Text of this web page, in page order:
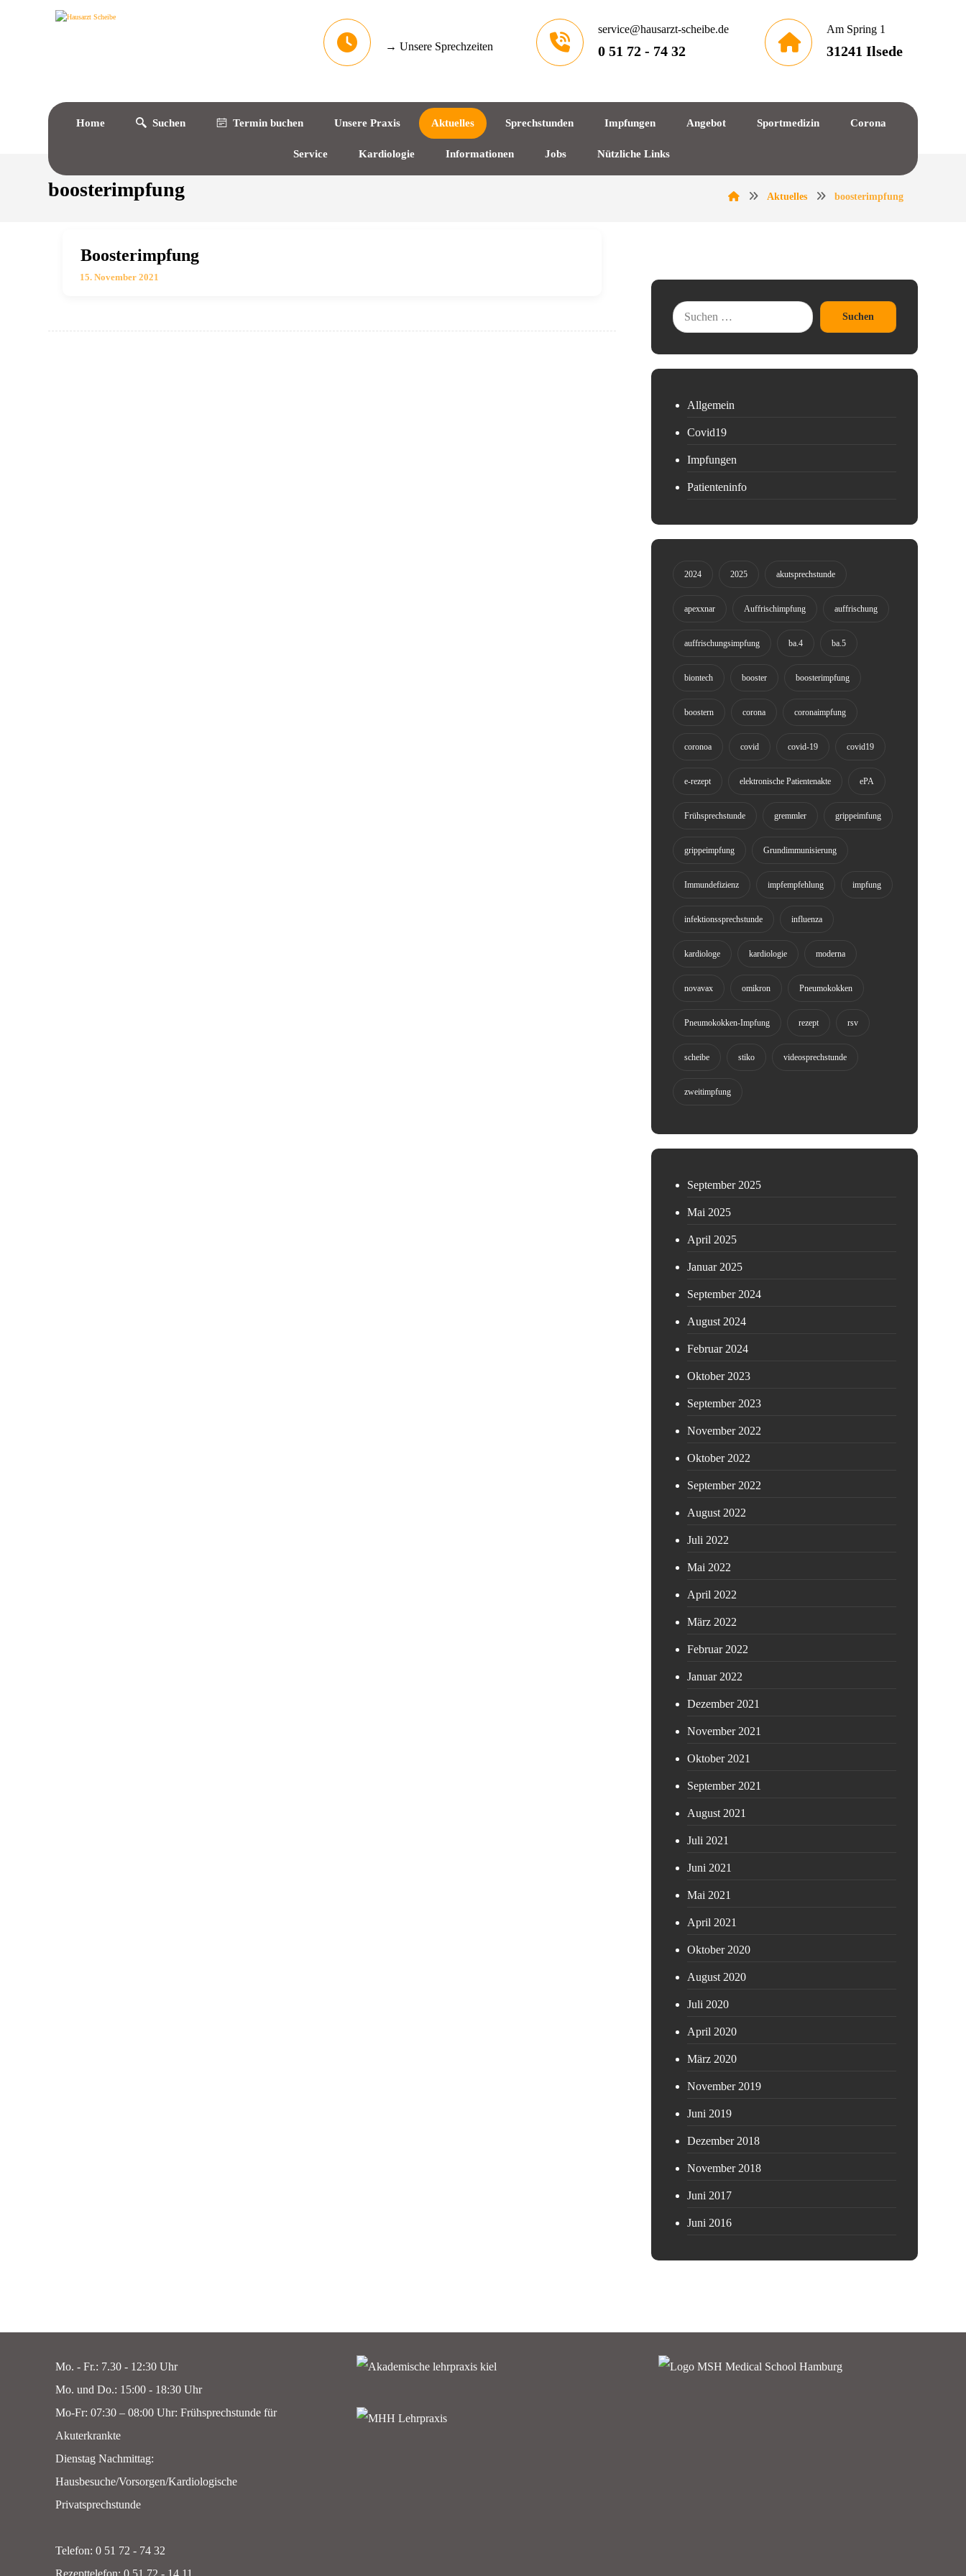
Am Spring 1
31241 Ilsede
service@hausarzt-scheibe.de
0 51 72 - 74 32
→ Unsere Sprechzeiten
Home Suchen Termin buchen Unsere Praxis Aktuelles Sprechstunden Impfungen Angebot Sportmedizin Corona
Service Kardiologie Informationen Jobs Nützliche Links
boosterimpfung Aktuelles boosterimpfung
Boosterimpfung
15. November 2021
Suchen
Allgemein
Covid19
Impfungen
Patienteninfo
2024 2025 akutsprechstunde
apexxnar Auffrischimpfung auffrischung
auffrischungsimpfung ba.4 ba.5
biontech booster boosterimpfung
boostern corona coronaimpfung
coronoa covid covid-19 covid19
e-rezept elektronische Patientenakte ePA
Frühsprechstunde gremmler grippeimfung
grippeimpfung Grundimmunisierung
Immundefizienz impfempfehlung impfung
infektionssprechstunde influenza
kardiologe kardiologie moderna
novavax omikron Pneumokokken
Pneumokokken-Impfung rezept rsv
scheibe stiko videosprechstunde
zweitimpfung
September 2025
Mai 2025
April 2025
Januar 2025
September 2024
August 2024
Februar 2024
Oktober 2023
September 2023
November 2022
Oktober 2022
September 2022
August 2022
Juli 2022
Mai 2022
April 2022
März 2022
Februar 2022
Januar 2022
Dezember 2021
November 2021
Oktober 2021
September 2021
August 2021
Juli 2021
Juni 2021
Mai 2021
April 2021
Oktober 2020
August 2020
Juli 2020
April 2020
März 2020
November 2019
Juni 2019
Dezember 2018
November 2018
Juni 2017
Juni 2016
Mo. - Fr.: 7.30 - 12:30 Uhr
Mo. und Do.: 15:00 - 18:30 Uhr
Mo-Fr: 07:30 – 08:00 Uhr: Frühsprechstunde für
Akuterkrankte
Dienstag Nachmittag:
Hausbesuche/Vorsorgen/Kardiologische
Privatsprechstunde
Telefon: 0 51 72 - 74 32
Rezepttelefon: 0 51 72 - 14 11